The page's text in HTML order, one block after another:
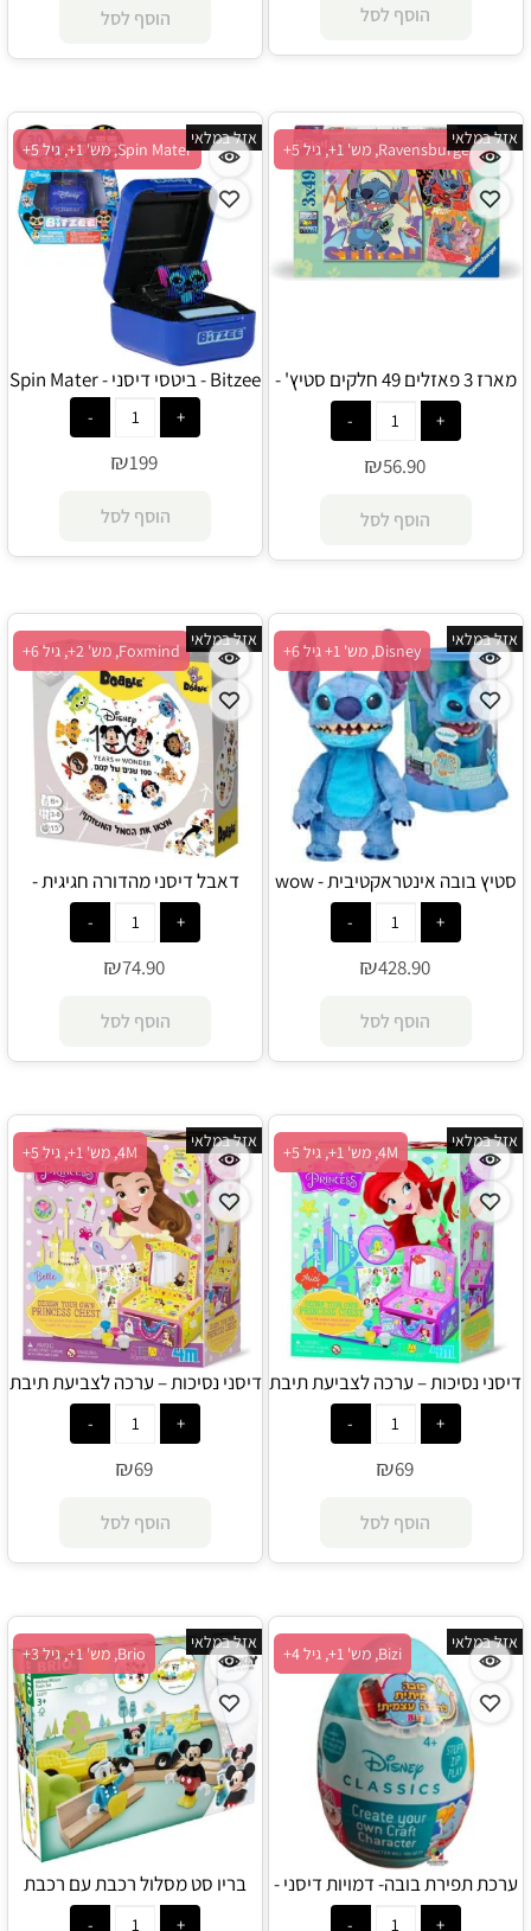
הוסף לסל הוסף לסל
Ravensburger, מש' 1+, גיל 5+
אזל במלאי
מארז 3 פאזלים 49 חלקים סטיץ' -
Ravensburger
₪56.90
הוסף לסל
Spin Mater, מש' 1+, גיל 5+
אזל במלאי
Bitzee - ביטסי דיסני - Spin Mater
₪199
הוסף לסל
Disney, מש' 1+ גיל 6+
אזל במלאי
סטיץ בובה אינטראקטיבית - wow
₪428.90
הוסף לסל
Foxmind, מש' 2+, גיל 6+
אזל במלאי
דאבל דיסני מהדורה חגיגית -
Foxmind
₪74.90
הוסף לסל
4M, מש' 1+, גיל 5+
אזל במלאי
דיסני נסיכות – ערכה לצביעת תיבת
עץ ומראה של נסיכות – אריאל - 4M
₪69
הוסף לסל
4M, מש' 1+, גיל 5+
אזל במלאי
דיסני נסיכות – ערכה לצביעת תיבת
עץ ומראה של נסיכות – בל - 4M
₪69
הוסף לסל
Bizi, מש' 1+, גיל 4+
אזל במלאי
ערכת תפירת בובה- דמויות דיסני -
Brio, מש' 1+, גיל 3+
אזל במלאי
בריו סט מסלול רכבת עם רכבת
קיטור ודמויות דיסני 32277 - Brio